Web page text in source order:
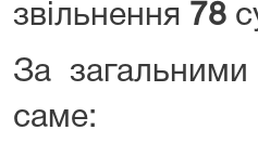
звільнення 78
За загальними
саме: